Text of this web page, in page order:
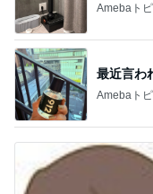
Amebaト
最近言わ
Amebaト